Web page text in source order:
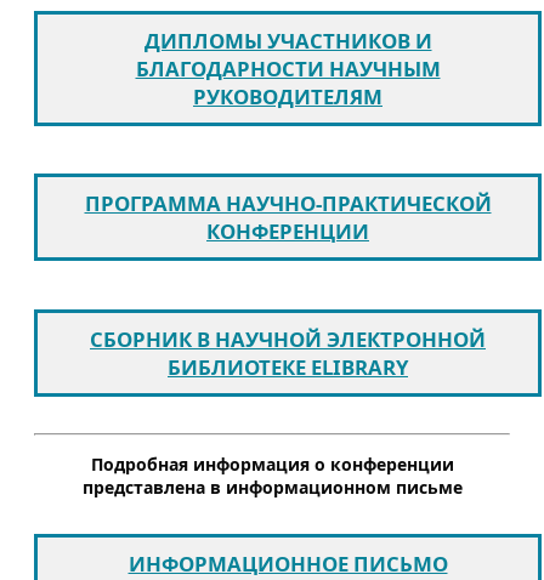
ДИПЛОМЫ УЧАСТНИКОВ И
БЛАГОДАРНОСТИ НАУЧНЫМ
РУКОВОДИТЕЛЯМ
ПРОГРАММА НАУЧНО-ПРАКТИЧЕСКОЙ
КОНФЕРЕНЦИИ
СБОРНИК В НАУЧНОЙ ЭЛЕКТРОННОЙ
БИБЛИОТЕКЕ ELIBRARY
Подробная информация о конференции
представлена в информационном письме
ИНФОРМАЦИОННОЕ ПИСЬМО